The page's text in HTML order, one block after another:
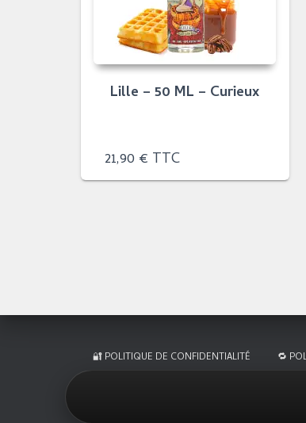
Lille – 50 ML – Curieux
21,90 € TTC
🔐 POLITIQUE DE CONFIDENTIALITÉ 🔁